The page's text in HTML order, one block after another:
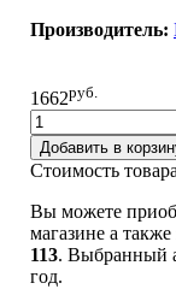
Производитель:
1662руб.
Добавить в
Стоимость
Вы можете
магазине а также
113. Выбранный
год.